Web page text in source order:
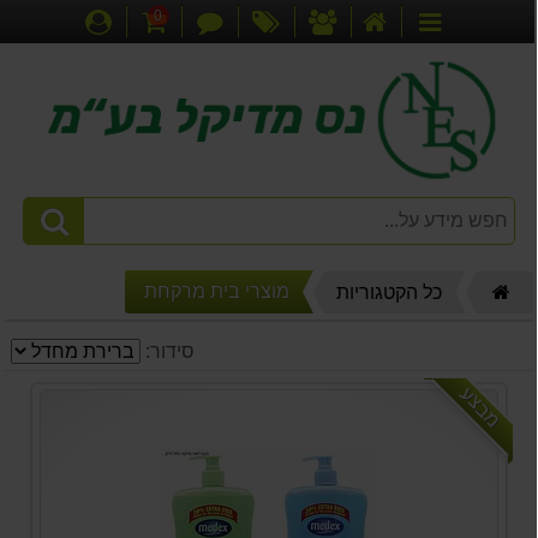
קטגוריות
אודותינומבצעים עגלת 0
כל הקטגוריות מוצרי בית מרקחת
סידור:
מבצע